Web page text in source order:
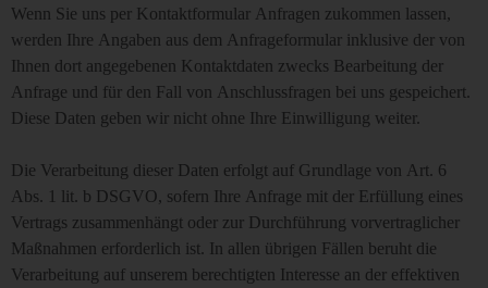
Wenn Sie uns per Kontaktformular Anfragen zukommen lassen,
werden Ihre Angaben aus dem Anfrageformular inklusive der von
Ihnen dort angegebenen Kontaktdaten zwecks Bearbeitung der
Anfrage und für den Fall von Anschlussfragen bei uns gespeichert.
Diese Daten geben wir nicht ohne Ihre Einwilligung weiter.
Die Verarbeitung dieser Daten erfolgt auf Grundlage von Art. 6
Abs. 1 lit. b DSGVO, sofern Ihre Anfrage mit der Erfüllung eines
Vertrags zusammenhängt oder zur Durchführung vorvertraglicher
Maßnahmen erforderlich ist. In allen übrigen Fällen beruht die
Verarbeitung auf unserem berechtigten Interesse an der effektiven